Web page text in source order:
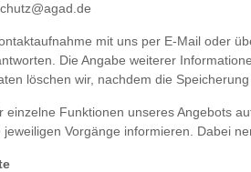
mit uns per E-Mail oder
Die Angabe weiterer
löschen wir, nachdem die
einzelne Funktionen unseres Angebots
jeweiligen Vorgänge informieren. Dabei